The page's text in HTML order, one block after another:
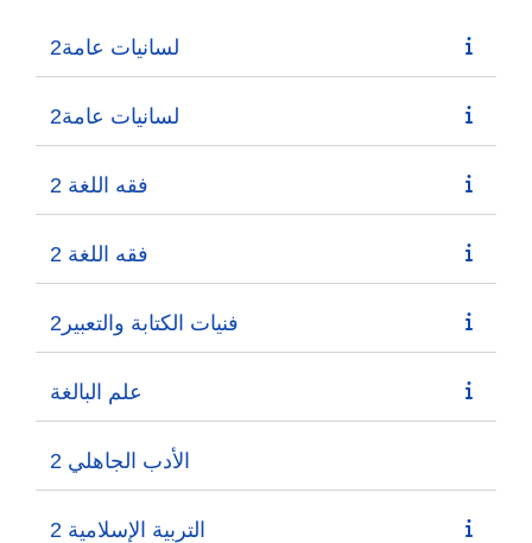
لسانيات عامة2
لسانيات عامة2
فقه اللغة 2
فقه اللغة 2
فنيات الكتابة والتعبير2
علم البالغة
الأدب الجاهلي 2
التربية الإسلامية 2